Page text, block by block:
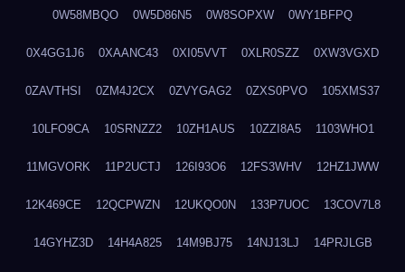
0W58MBQO 0W5D86N5 0W8SOPXW 0WY1BFPQ
0X4GG1J6 0XAANC43 0XI05VVT 0XLR0SZZ 0XW3VGXD
0ZAVTHSI 0ZM4J2CX 0ZVYGAG2 0ZXS0PVO 105XMS37
10LFO9CA 10SRNZZ2 10ZH1AUS 10ZZI8A5 1103WHO1
11MGVORK 11P2UCTJ 126I93O6 12FS3WHV 12HZ1JWW
12K469CE 12QCPWZN 12UKQO0N 133P7UOC 13COV7L8
14GYHZ3D 14H4A825 14M9BJ75 14NJ13LJ 14PRJLGB